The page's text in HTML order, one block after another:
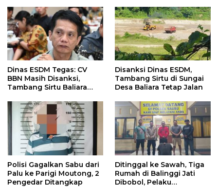
Dinas ESDM Tegas: CV
BBN Masih Disanksi,
Tambang Sirtu Baliara
Disanksi Dinas ESDM,
Tambang Sirtu di Sungai
Desa Baliara Tetap Jalan
Polisi Gagalkan Sabu dari
Palu ke Parigi Moutong, 2
Pengedar Ditangkap
Ditinggal ke Sawah, Tiga
Rumah di Balinggi Jati
Dibobol, Pelaku